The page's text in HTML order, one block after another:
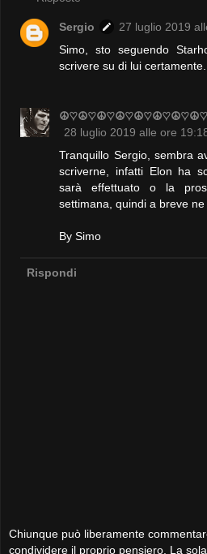
Sergio
27 luglio 2019
Simo, sto seguendo
scrivere su di lui
28 luglio 2019 alle ore
Tranquillo Sergio, sembra
scriverne, infatti Elon ha
sarà effettuato o la
settimana, quindi a breve
By Simo
Rispondi
Chiunque può liberamente
condividere il proprio pensiero. La